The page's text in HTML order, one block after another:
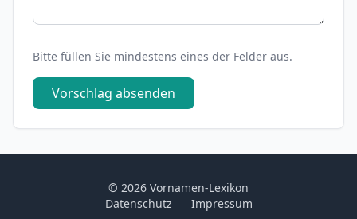
Bitte füllen Sie mindestens eines der Felder aus.
Vorschlag absenden
© 2026 Vornamen-Lexikon
Datenschutz
Impressum